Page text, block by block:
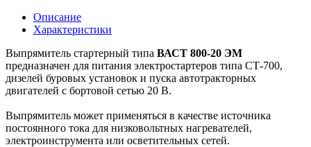
Описание
Характеристики
Выпрямитель стартерный типа ВАСТ 800-20 ЭМ
предназначен для питания электростартеров типа СТ-700,
дизелей буровых установок и пуска автотракторных
двигателей с бортовой сетью 20 В.
Выпрямитель может применяться в качестве источника
постоянного тока для низковольтных нагревателей,
электроинструмента или осветительных сетей.